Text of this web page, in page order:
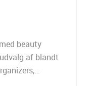
beauty
af blandt